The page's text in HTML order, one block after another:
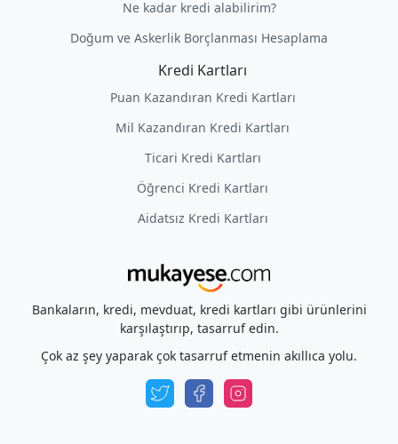
Ne kadar kredi alabilirim?
Doğum ve Askerlik Borçlanması Hesaplama
Kredi Kartları
Puan Kazandıran Kredi Kartları
Mil Kazandıran Kredi Kartları
Ticari Kredi Kartları
Öğrenci Kredi Kartları
Aidatsız Kredi Kartları
Bankaların, kredi, mevduat, kredi kartları gibi ürünlerini
karşılaştırıp, tasarruf edin.
Çok az şey yaparak çok tasarruf etmenin akıllıca yolu.